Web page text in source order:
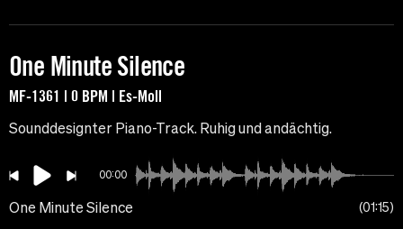
One Minute Silence
MF-1361 | 0 BPM | Es-Moll
Sounddesignter Piano-Track. Ruhig und andächtig.
00:00
One Minute Silence 01:15